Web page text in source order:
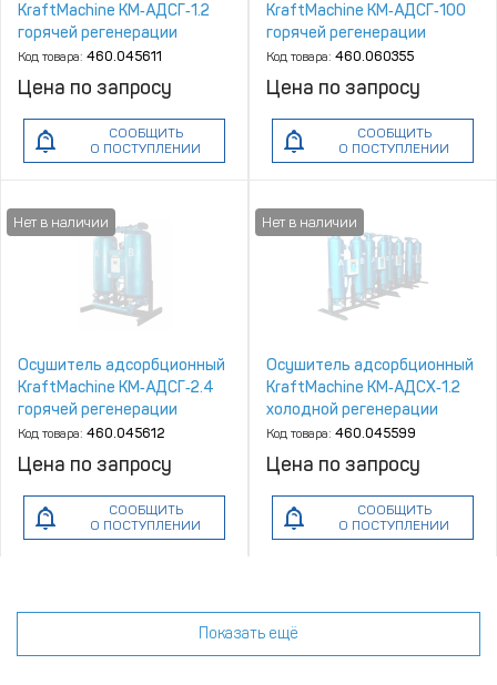
KraftMachine КМ‑АДСГ‑1.2
горячей регенерации
Код товара: 460.045611
Цена по запросу
СООБЩИТЬ
О ПОСТУПЛЕНИИ
KraftMachine КМ‑АДСГ‑100
горячей регенерации
Код товара: 460.060355
Цена по запросу
СООБЩИТЬ
О ПОСТУПЛЕНИИ
Осушитель адсорбционный
KraftMachine КМ‑АДСГ‑2.4
горячей регенерации
Код товара: 460.045612
Цена по запросу
СООБЩИТЬ
О ПОСТУПЛЕНИИ
Осушитель адсорбционный
KraftMachine КМ‑АДСХ‑1.2
холодной регенерации
Код товара: 460.045599
Цена по запросу
СООБЩИТЬ
О ПОСТУПЛЕНИИ
Показать ещё